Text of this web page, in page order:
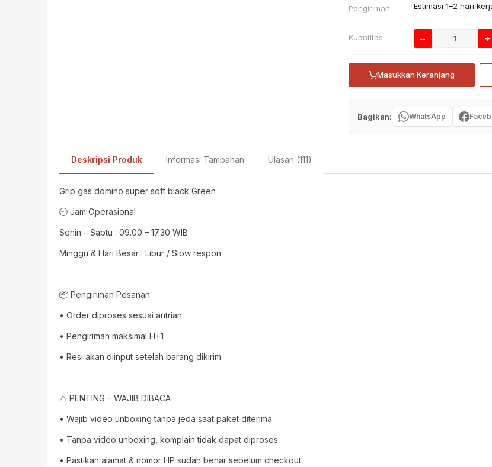
Pengiriman Estimasi 1–2 hari
Kuantitas − +
Masukkan Keranjang
Bagikan: WhatsApp
Deskripsi Produk Informasi Tambahan Ulasan (111)
Grip gas domino super soft black Green
🕘 Jam Operasional
Senin – Sabtu : 09.00 – 17.30 WIB
Minggu & Hari Besar : Libur / Slow respon
📦 Pengiriman Pesanan
• Order diproses sesuai antrian
• Pengiriman maksimal H+1
• Resi akan diinput setelah barang dikirim
⚠️ PENTING – WAJIB DIBACA
• Wajib video unboxing tanpa jeda saat paket diterima
• Tanpa video unboxing, komplain tidak dapat diproses
• Pastikan alamat & nomor HP sudah benar sebelum checkout